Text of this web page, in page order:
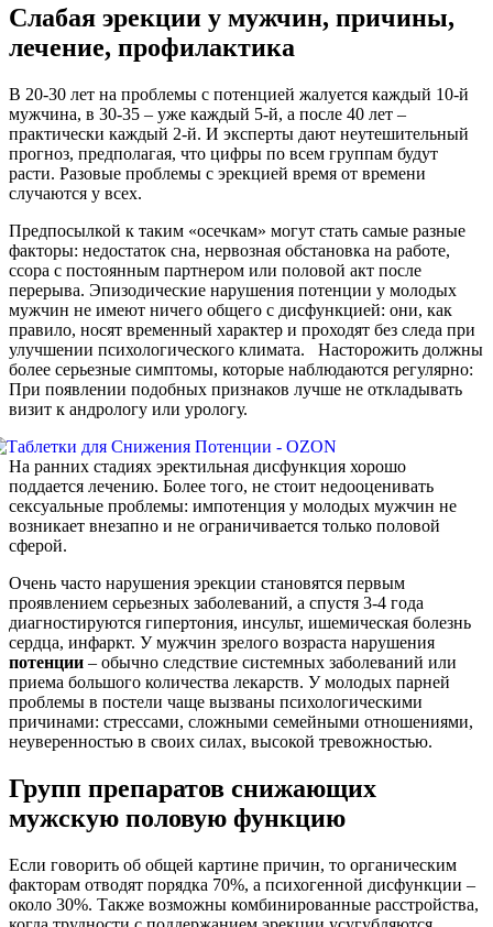
Слабая эрекции у мужчин, причины,
лечение, профилактика
В 20-30 лет на проблемы с потенцией жалуется каждый 10-й
мужчина, в 30-35 – уже каждый 5-й, а после 40 лет –
практически каждый 2-й. И эксперты дают неутешительный
прогноз, предполагая, что цифры по всем группам будут
расти. Разовые проблемы с эрекцией время от времени
случаются у всех.
Предпосылкой к таким «осечкам» могут стать самые разные
факторы: недостаток сна, нервозная обстановка на работе,
ссора с постоянным партнером или половой акт после
перерыва. Эпизодические нарушения потенции у молодых
мужчин не имеют ничего общего с дисфункцией: они, как
правило, носят временный характер и проходят без следа при
улучшении психологического климата. Насторожить должны
более серьезные симптомы, которые наблюдаются регулярно:
При появлении подобных признаков лучше не откладывать
визит к андрологу или урологу.
На ранних стадиях эректильная дисфункция хорошо
поддается лечению. Более того, не стоит недооценивать
сексуальные проблемы: импотенция у молодых мужчин не
возникает внезапно и не ограничивается только половой
сферой.
Очень часто нарушения эрекции становятся первым
проявлением серьезных заболеваний, а спустя 3-4 года
диагностируются гипертония, инсульт, ишемическая болезнь
сердца, инфаркт. У мужчин зрелого возраста нарушения
потенции – обычно следствие системных заболеваний или
приема большого количества лекарств. У молодых парней
проблемы в постели чаще вызваны психологическими
причинами: стрессами, сложными семейными отношениями,
неуверенностью в своих силах, высокой тревожностью.
Групп препаратов снижающих
мужскую половую функцию
Если говорить об общей картине причин, то органическим
факторам отводят порядка 70%, а психогенной дисфункции –
около 30%. Также возможны комбинированные расстройства,